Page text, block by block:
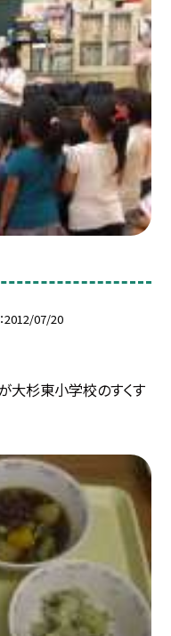
2012/07/20
大杉東小学校のすくす